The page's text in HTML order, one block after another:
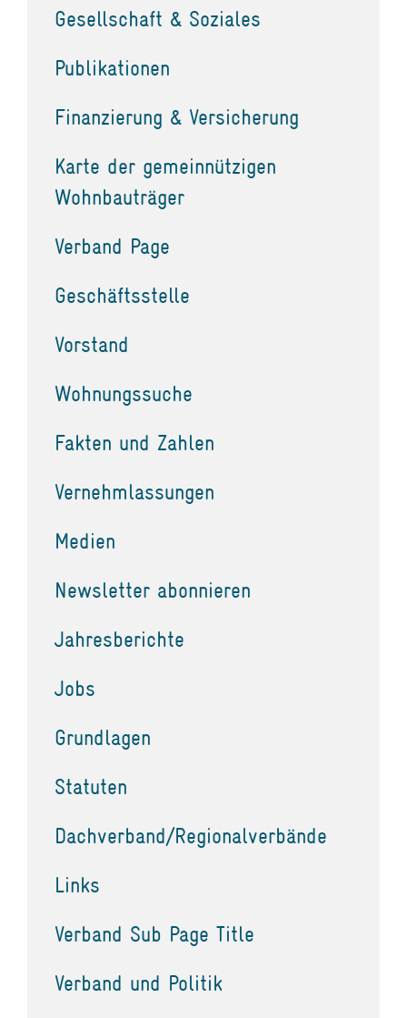
Gesellschaft & Soziales
Publikationen
Finanzierung & Versicherung
Karte der gemeinnützigen
Wohnbauträger
Verband Page
Geschäftsstelle
Vorstand
Wohnungssuche
Fakten und Zahlen
Vernehmlassungen
Medien
Newsletter abonnieren
Jahresberichte
Jobs
Grundlagen
Statuten
Dachverband/Regionalverbände
Links
Verband Sub Page Title
Verband und Politik